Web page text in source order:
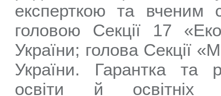
експерткою та
головою Секції 17
України; голова Секції
України. Гарантка та
освіти й освітніх